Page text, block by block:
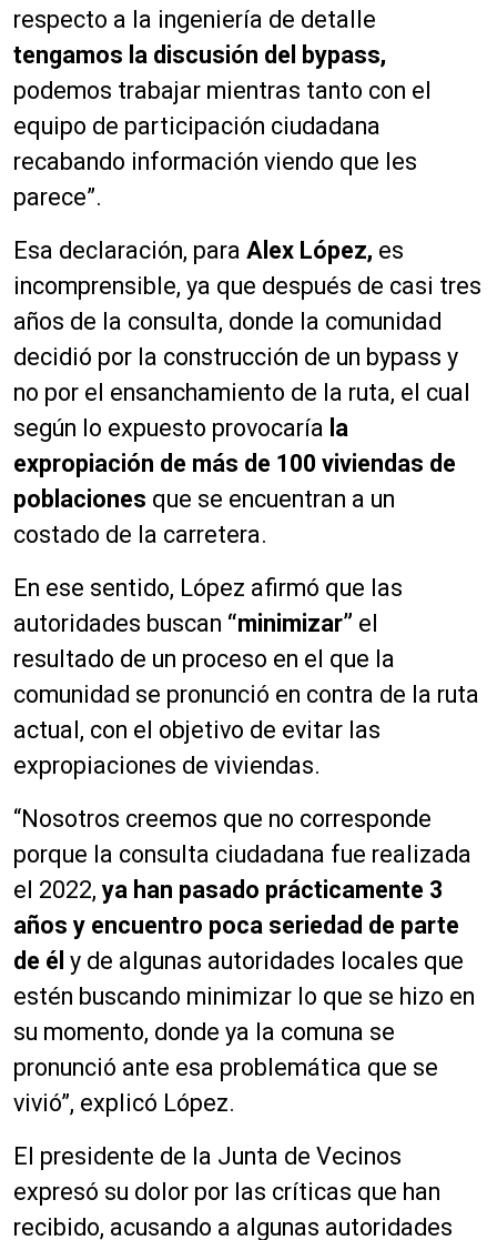
respecto a la ingeniería de detalle
tengamos la discusión del bypass,
podemos trabajar mientras tanto con el
equipo de participación ciudadana
recabando información viendo que les
parece”.
Esa declaración, para Alex López, es
incomprensible, ya que después de casi tres
años de la consulta, donde la comunidad
decidió por la construcción de un bypass y
no por el ensanchamiento de la ruta, el cual
según lo expuesto provocaría la
expropiación de más de 100 viviendas de
poblaciones que se encuentran a un
costado de la carretera.
En ese sentido, López afirmó que las
autoridades buscan “minimizar” el
resultado de un proceso en el que la
comunidad se pronunció en contra de la ruta
actual, con el objetivo de evitar las
expropiaciones de viviendas.
“Nosotros creemos que no corresponde
porque la consulta ciudadana fue realizada
el 2022, ya han pasado prácticamente 3
años y encuentro poca seriedad de parte
de él y de algunas autoridades locales que
estén buscando minimizar lo que se hizo en
su momento, donde ya la comuna se
pronunció ante esa problemática que se
vivió”, explicó López.
El presidente de la Junta de Vecinos
expresó su dolor por las críticas que han
recibido, acusando a algunas autoridades